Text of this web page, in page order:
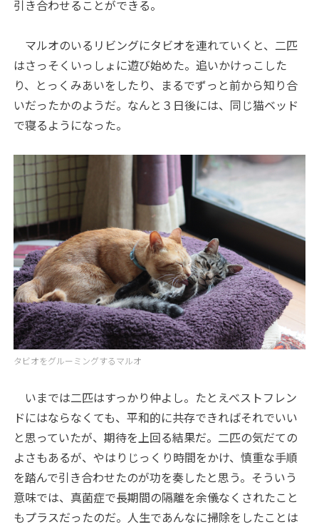
引き合わせることができる。
マルオのいるリビングにタビオを連れていくと、二匹
はさっそくいっしょに遊び始めた。追いかけっこした
り、とっくみあいをしたり、まるでずっと前から知り合
いだったかのようだ。なんと３日後には、同じ猫ベッド
で寝るようになった。
タビオをグルーミングするマルオ
いまでは二匹はすっかり仲よし。たとえべストフレン
ドにはならなくても、平和的に共存できればそれでいい
と思っていたが、期待を上回る結果だ。二匹の気だての
よさもあるが、やはりじっくり時間をかけ、慎重な手順
を踏んで引き合わせたのが功を奏したと思う。そういう
意味では、真菌症で長期間の隔離を余儀なくされたこと
もプラスだったのだ。人生であんなに掃除をしたことは